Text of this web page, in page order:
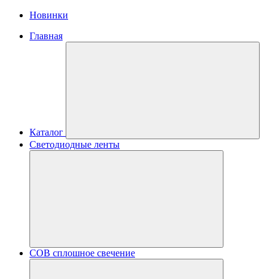
Новинки
Главная
Каталог
Светодиодные ленты
COB сплошное свечение